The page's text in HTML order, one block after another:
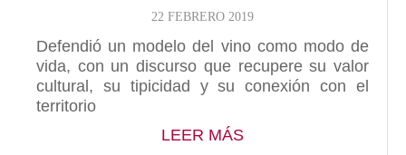
22 FEBRERO 2019
Defendió un modelo del vino como modo de
vida, con un discurso que recupere su valor
cultural, su tipicidad y su conexión con el
territorio
LEER MÁSABOUT JUAN